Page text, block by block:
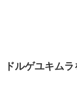
ドルゲユキム